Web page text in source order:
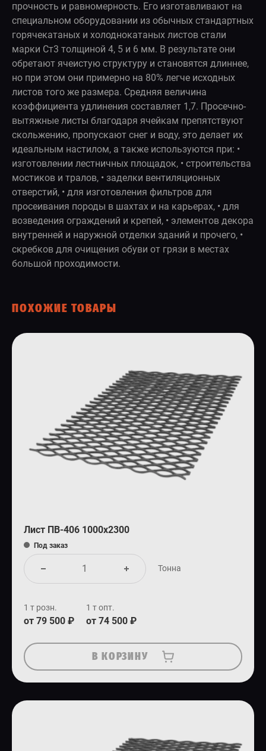
прочность и равномерность. Его изготавливают на
специальном оборудовании из обычных стандартных
горячекатаных и холоднокатаных листов стали
марки Ст3 толщиной 4, 5 и 6 мм. В результате они
обретают ячеистую структуру и становятся длиннее,
но при этом они примерно на 80% легче исходных
листов того же размера. Средняя величина
коэффициента удлинения составляет 1,7. Просечно-
вытяжные листы благодаря ячейкам препятствуют
скольжению, пропускают снег и воду, это делает их
идеальным настилом, а также используются при: •
изготовлении лестничных площадок, • строительства
мостиков и тралов, • заделки вентиляционных
отверстий, • для изготовления фильтров для
просеивания породы в шахтах и на карьерах, • для
возведения ограждений и крепей, • элементов декора
внутренней и наружной отделки зданий и прочего, •
скребков для очищения обуви от грязи в местах
большой проходимости.
ПОХОЖИЕ ТОВАРЫ
Лист ПВ-406 1000х2300
Под заказ
Тонна
1 т розн.
от 79 500 ₽
1 т опт.
от 74 500 ₽
В КОРЗИНУ